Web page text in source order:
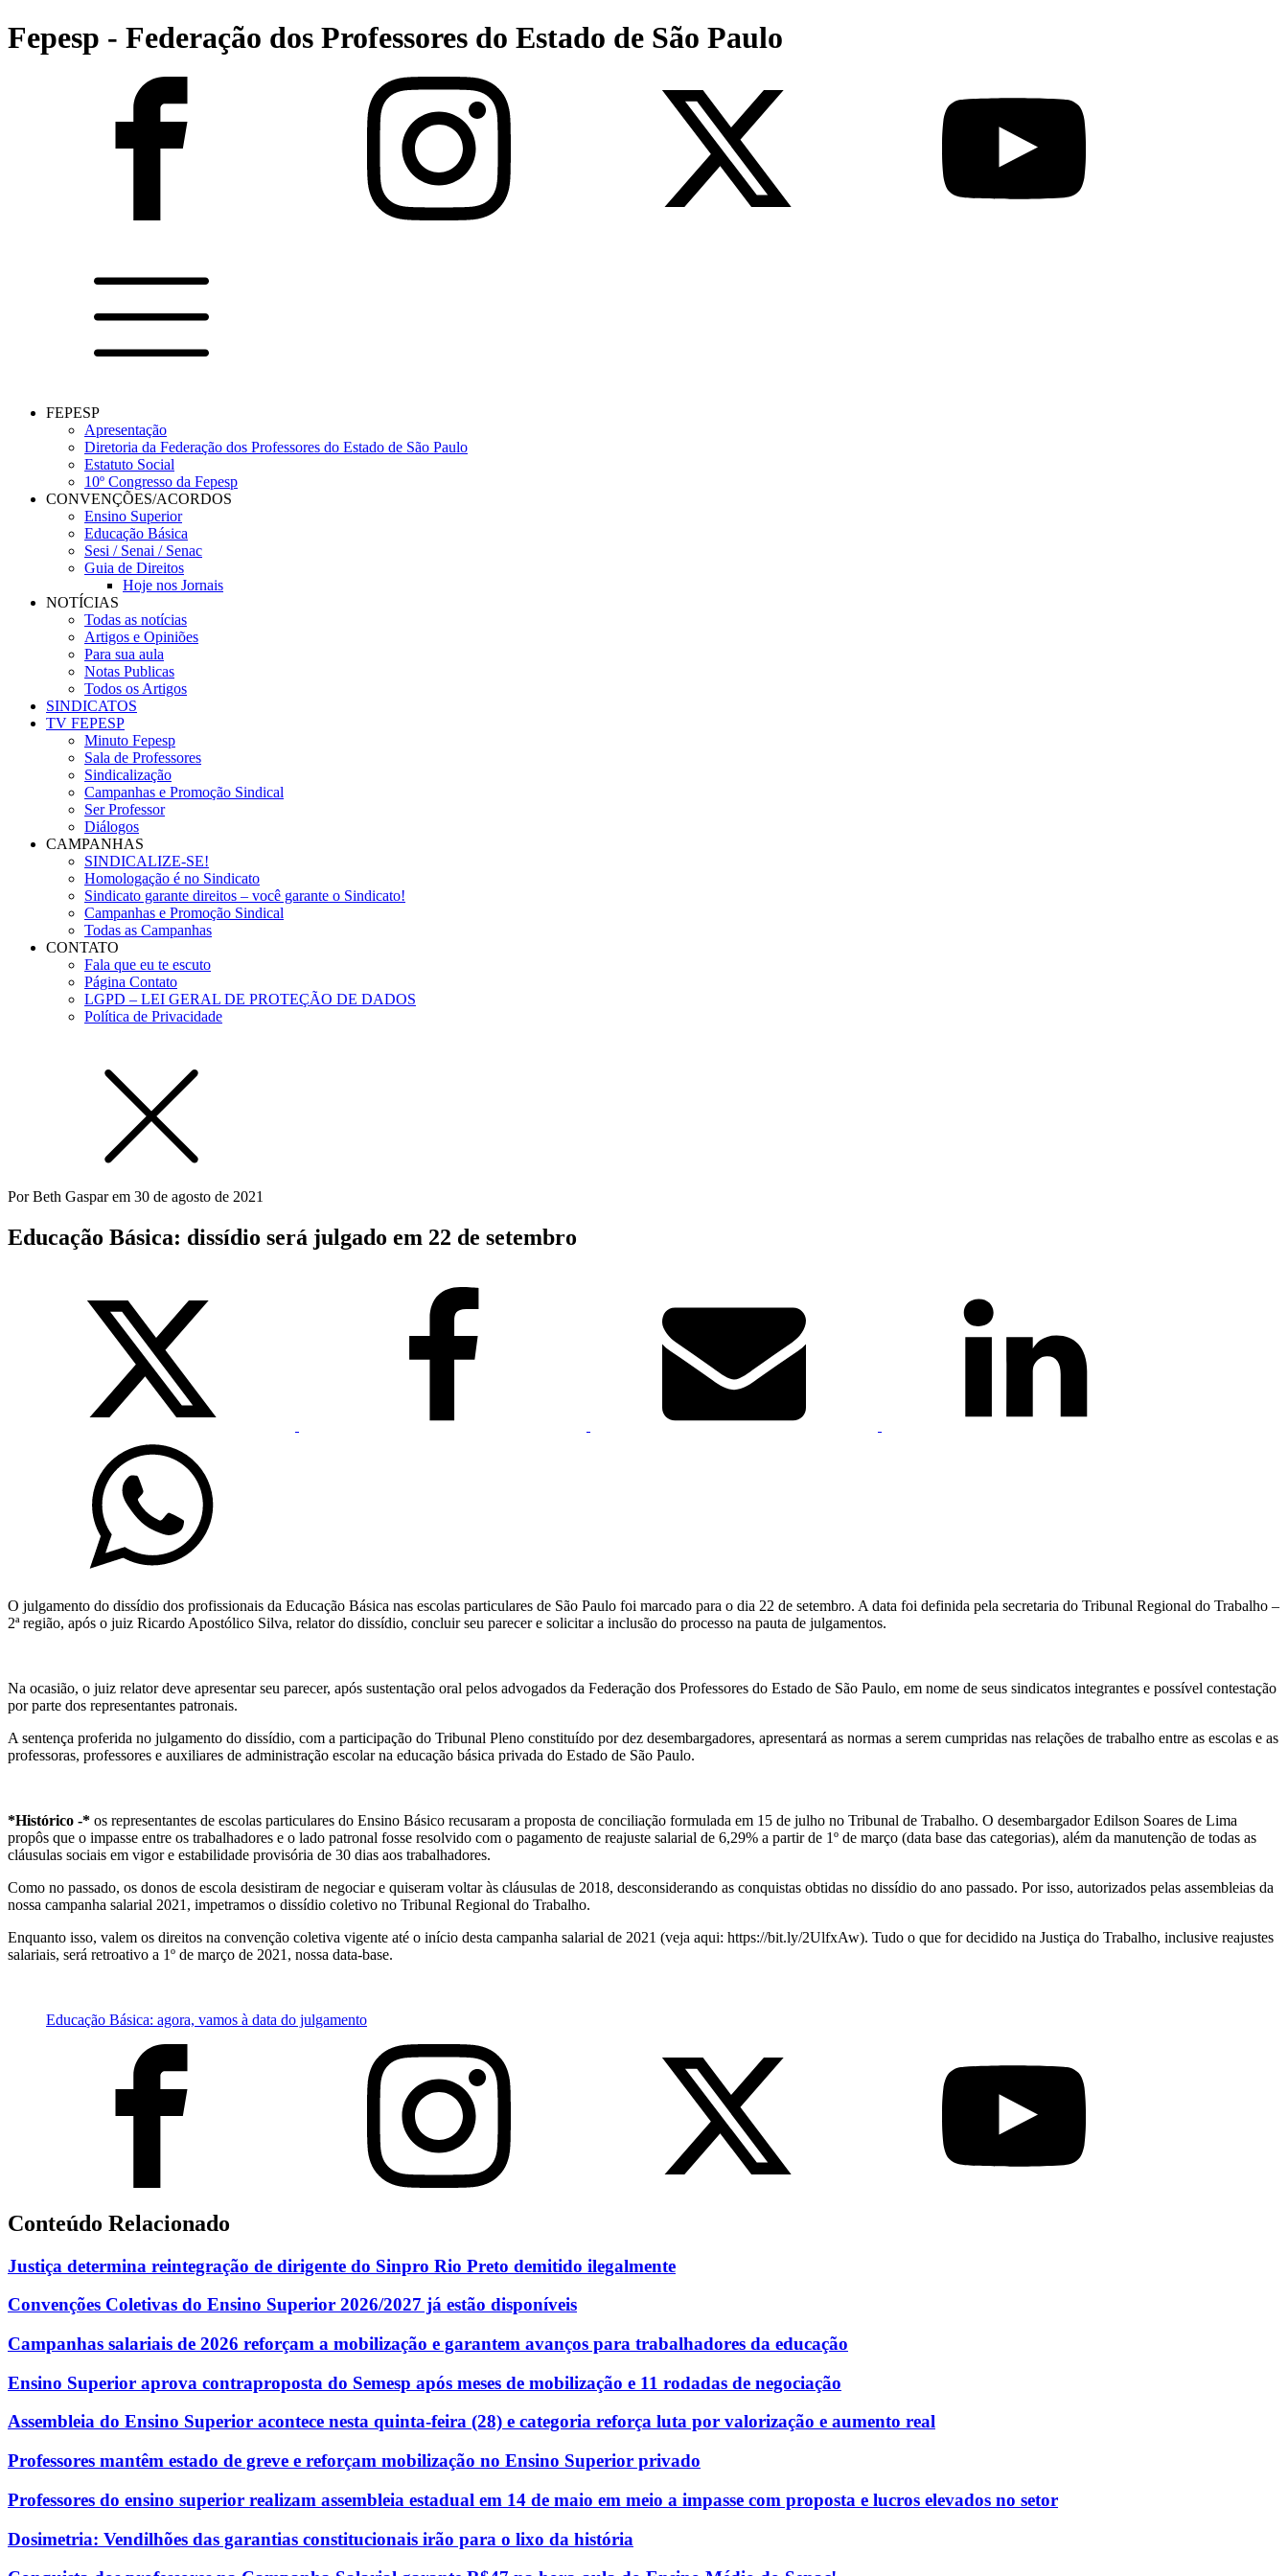
Fepesp - Federação dos Professores do Estado de São Paulo
FEPESP
Apresentação
Diretoria da Federação dos Professores do Estado de São Paulo
Estatuto Social
10º Congresso da Fepesp
CONVENÇÕES/ACORDOS
Ensino Superior
Educação Básica
Sesi / Senai / Senac
Guia de Direitos
Hoje nos Jornais
NOTÍCIAS
Todas as notícias
Artigos e Opiniões
Para sua aula
Notas Publicas
Todos os Artigos
SINDICATOS
TV FEPESP
Minuto Fepesp
Sala de Professores
Sindicalização
Campanhas e Promoção Sindical
Ser Professor
Diálogos
CAMPANHAS
SINDICALIZE-SE!
Homologação é no Sindicato
Sindicato garante direitos – você garante o Sindicato!
Campanhas e Promoção Sindical
Todas as Campanhas
CONTATO
Fala que eu te escuto
Página Contato
LGPD – LEI GERAL DE PROTEÇÃO DE DADOS
Política de Privacidade
PorBeth Gasparem 30 de agosto de 2021
Educação Básica: dissídio será julgado em 22 de setembro
O julgamento do dissídio dos profissionais da Educação Básica nas escolas particulares de São Paulo foi marcado para o dia 22 de setembro. A data foi definida pela secretaria do Tribunal Regional do Trabalho –
2ª região, após o juiz Ricardo Apostólico Silva, relator do dissídio, concluir seu parecer e solicitar a inclusão do processo na pauta de julgamentos.
Na ocasião, o juiz relator deve apresentar seu parecer, após sustentação oral pelos advogados da Federação dos Professores do Estado de São Paulo, em nome de seus sindicatos integrantes e possível contestação
por parte dos representantes patronais.
A sentença proferida no julgamento do dissídio, com a participação do Tribunal Pleno constituído por dez desembargadores, apresentará as normas a serem cumpridas nas relações de trabalho entre as escolas e as
professoras, professores e auxiliares de administração escolar na educação básica privada do Estado de São Paulo.
*Histórico -* os representantes de escolas particulares do Ensino Básico recusaram a proposta de conciliação formulada em 15 de julho no Tribunal de Trabalho. O desembargador Edilson Soares de Lima
propôs que o impasse entre os trabalhadores e o lado patronal fosse resolvido com o pagamento de reajuste salarial de 6,29% a partir de 1º de março (data base das categorias), além da manutenção de todas as
cláusulas sociais em vigor e estabilidade provisória de 30 dias aos trabalhadores.
Como no passado, os donos de escola desistiram de negociar e quiseram voltar às cláusulas de 2018, desconsiderando as conquistas obtidas no dissídio do ano passado. Por isso, autorizados pelas assembleias da
nossa campanha salarial 2021, impetramos o dissídio coletivo no Tribunal Regional do Trabalho.
Enquanto isso, valem os direitos na convenção coletiva vigente até o início desta campanha salarial de 2021 (veja aqui: https://bit.ly/2UlfxAw). Tudo o que for decidido na Justiça do Trabalho, inclusive reajustes
salariais, será retroativo a 1º de março de 2021, nossa data-base.
Educação Básica: agora, vamos à data do julgamento
Conteúdo Relacionado
Justiça determina reintegração de dirigente do Sinpro Rio Preto demitido ilegalmente
Convenções Coletivas do Ensino Superior 2026/2027 já estão disponíveis
Campanhas salariais de 2026 reforçam a mobilização e garantem avanços para trabalhadores da educação
Ensino Superior aprova contraproposta do Semesp após meses de mobilização e 11 rodadas de negociação
Assembleia do Ensino Superior acontece nesta quinta-feira (28) e categoria reforça luta por valorização e aumento real
Professores mantêm estado de greve e reforçam mobilização no Ensino Superior privado
Professores do ensino superior realizam assembleia estadual em 14 de maio em meio a impasse com proposta e lucros elevados no setor
Dosimetria: Vendilhões das garantias constitucionais irão para o lixo da história